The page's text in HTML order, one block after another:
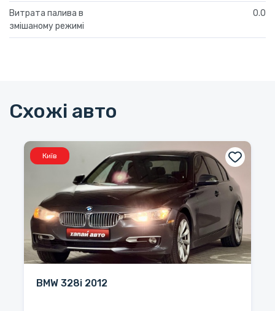
Витрата палива в
змішаному режимі
0.0
Схожі авто
Київ
BMW 328i 2012